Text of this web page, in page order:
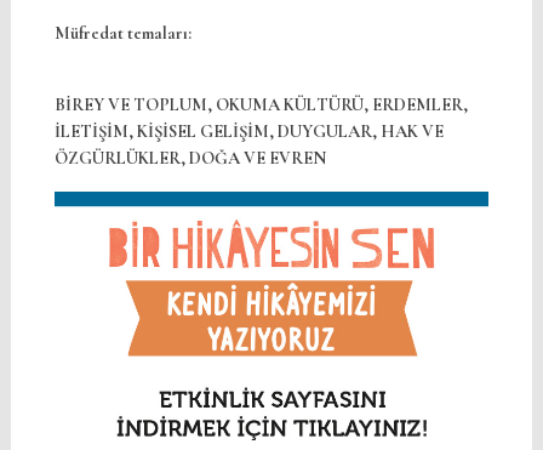
Müfredat temaları:
BİREY VE TOPLUM, OKUMA KÜLTÜRÜ, ERDEMLER,
İLETİŞİM, KİŞİSEL GELİŞİM, DUYGULAR, HAK VE
ÖZGÜRLÜKLER, DOĞA VE EVREN